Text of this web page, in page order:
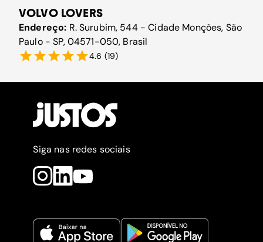
VOLVO LOVERS
Endereço: R. Surubim, 544 - Cidade Monções, São
Paulo - SP, 04571-050, Brasil
4.6 (19)
Siga nas redes sociais